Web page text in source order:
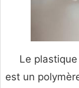
Le
est un